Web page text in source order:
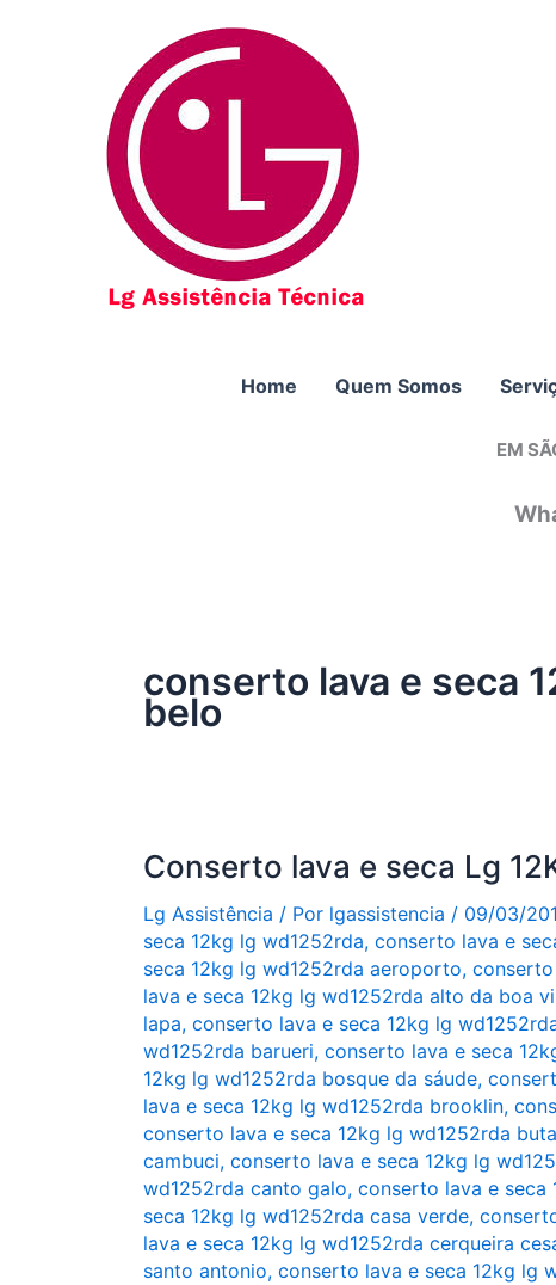
Home Quem Somos
EM
conserto lava e seca
belo
Conserto lava e seca Lg
Lg Assistência / Por lgassistencia / 09/03/
seca 12kg lg wd1252rda, conserto lava e
seca 12kg lg wd1252rda aeroporto,
lava e seca 12kg lg wd1252rda alto da boa
lapa, conserto lava e seca 12kg lg
wd1252rda barueri, conserto lava e seca
12kg lg wd1252rda bosque da sáude,
lava e seca 12kg lg wd1252rda brooklin,
conserto lava e seca 12kg lg wd1252rda
cambuci, conserto lava e seca 12kg lg
wd1252rda canto galo, conserto lava e seca
seca 12kg lg wd1252rda casa verde,
lava e seca 12kg lg wd1252rda cerqueira
santo antonio, conserto lava e seca 12kg lg